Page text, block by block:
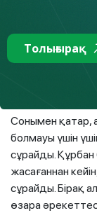
және көлемі 30
ресімдеу үшін
Кредитті
қосымша
төлеуі керек:
іске қосу, банк
Сонымен қатар,
болмауы үшін
сұрайды.
жасағаннан
сұрайды. Бірақ
өзара
Толығырақ